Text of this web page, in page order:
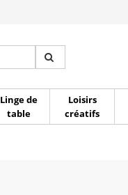
Linge de
table
Loisirs
créatifs